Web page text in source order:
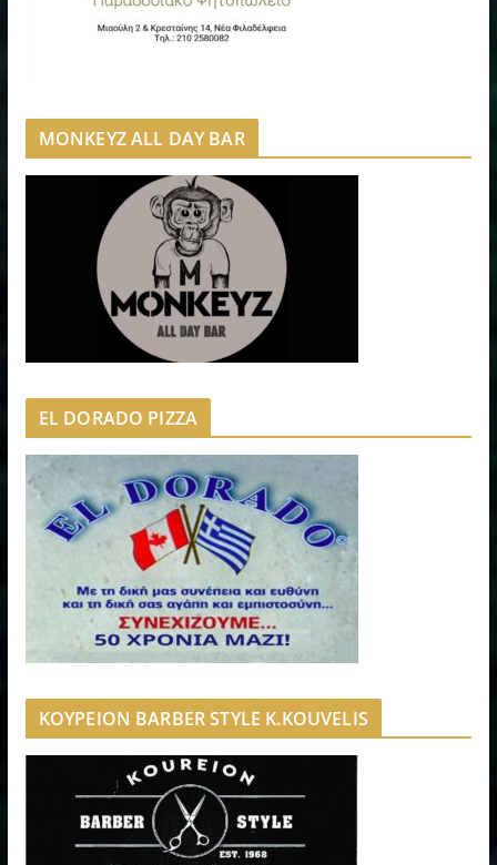
MONKEYZ ALL DAY BAR
EL DORADO PIZZA
ΚΟΥΡΕΙΟΝ BARBER STYLE K.KOUVELIS